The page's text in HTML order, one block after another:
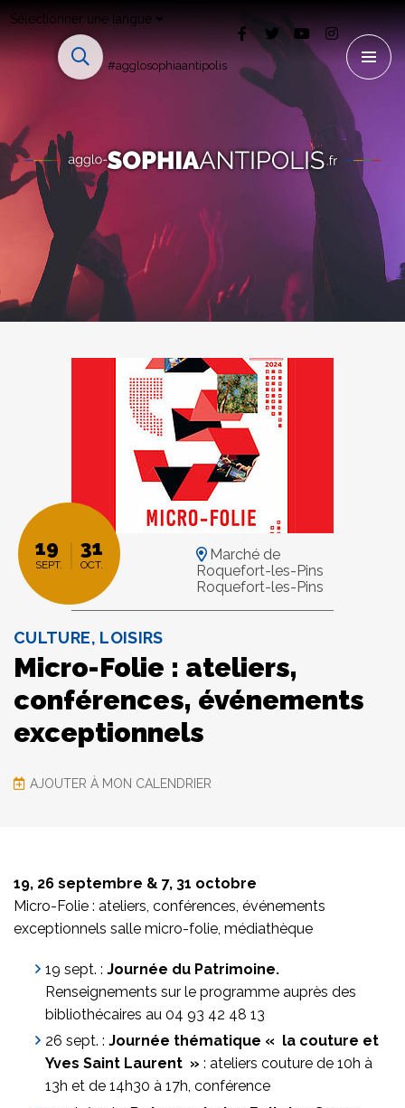
Sélectionner une langue
#agglosophiaantipolis
19
SEPT.
31
OCT.
Marché de
Roquefort-les-Pins
Roquefort-les-Pins
CULTURE, LOISIRS
Micro-Folie : ateliers,
conférences, événements
exceptionnels
AJOUTER À MON CALENDRIER
19, 26 septembre & 7, 31 octobre
Micro-Folie : ateliers, conférences, événements
exceptionnels salle micro-folie, médiathèque
19 sept. : Journée du Patrimoine.
Renseignements sur le programme auprès des
bibliothécaires au 04 93 42 48 13
26 sept. : Journée thématique « la couture et
Yves Saint Laurent » : ateliers couture de 10h à
13h et de 14h30 à 17h, conférence